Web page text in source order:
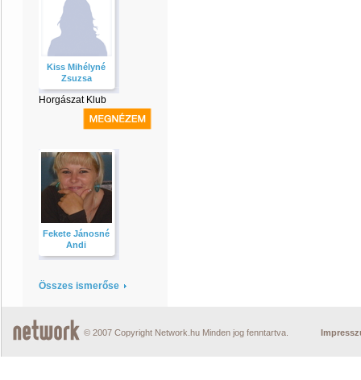
Kiss Mihélyné
Zsuzsa
Horgászat Klub
Fekete Jánosné
Andi
Összes ismerőse
© 2007 Copyright Network.hu Minden jog fenntartva.